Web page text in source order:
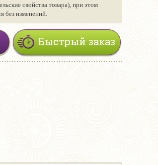
свойства товара), при этом
без изменений.
Быстрый заказ